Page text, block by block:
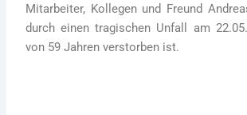
Mitarbeiter, Kollegen und Freund
durch einen tragischen Unfall am
von 59 Jahren verstorben ist.